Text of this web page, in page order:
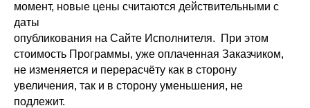
момент, новые цены считаются действительными с
даты
опубликования на Сайте Исполнителя. При этом
стоимость Программы, уже оплаченная Заказчиком,
не изменяется и перерасчёту как в сторону
увеличения, так и в сторону уменьшения, не
подлежит.